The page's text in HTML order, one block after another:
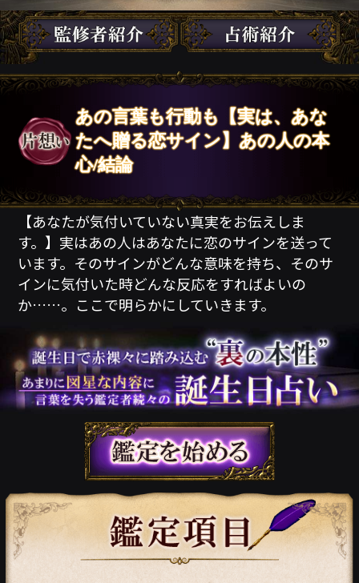
あの言葉も行動も【実は、あな
たへ贈る恋サイン】あの人の本
心/結論
【あなたが気付いていない真実をお伝えしま
す。】実はあの人はあなたに恋のサインを送って
います。そのサインがどんな意味を持ち、そのサ
インに気付いた時どんな反応をすればよいの
か……。ここで明らかにしていきます。